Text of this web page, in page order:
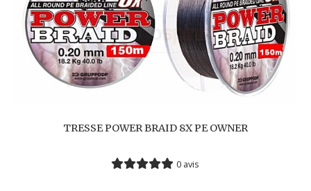
TRESSE POWER BRAID 8X PE OWNER
0 avis